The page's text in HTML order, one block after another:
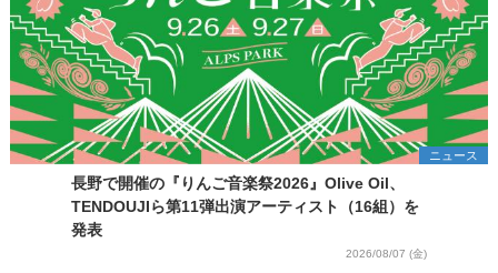
ニュース
長野で開催の『りんご音楽祭2026』Olive Oil、
TENDOUJIら第11弾出演アーティスト（16組）を
発表
2026/08/07 (金)